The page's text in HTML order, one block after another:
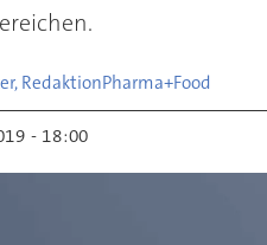
RedaktionPharma+Food
- 18:00